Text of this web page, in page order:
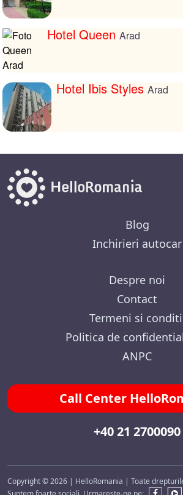
Hotel QueenArad
Hotel Ibis Styles Arad
Blog
Inchirieri autocar
Despre noi
Contact
Termeni si
Politica de
ANPC
Call Center
+40 21 2700090
Copyright © 2026 | HelloRomania | Toate